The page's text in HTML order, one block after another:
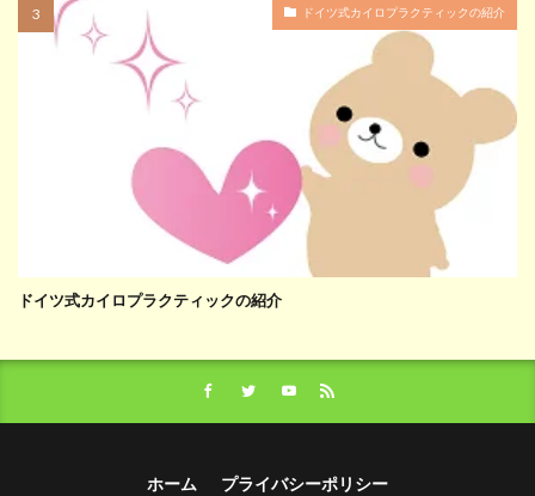
ドイツ式カイロプラクティックの紹介
ドイツ式カイロプラクティックの紹介
ホーム プライバシーポリシー